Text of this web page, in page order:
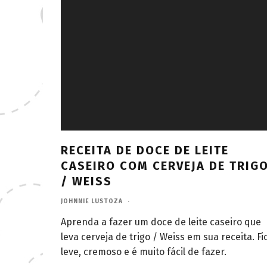
RECEITA DE DOCE DE LEITE
CASEIRO COM CERVEJA DE
/ WEISS
JOHNNIE LUSTOZA ·
Aprenda a fazer um doce de leite caseiro que
leva cerveja de trigo / Weiss em sua receita.
leve, cremoso e é muito fácil de fazer.